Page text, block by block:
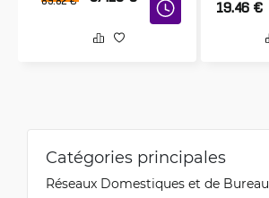
19.46 €
Catégories principales
Réseaux Domestiques et de Bureau